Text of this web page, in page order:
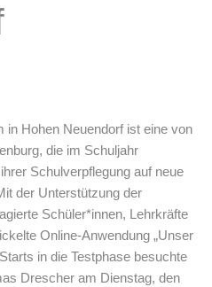
in Hohen Neuendorf ist eine von
die im Schuljahr
Schulverpflegung auf neue
der Unterstützung der
Schüler*innen, Lehrkräfte
Online-Anwendung „Unser
in die Testphase besuchte
Drescher am Dienstag, den